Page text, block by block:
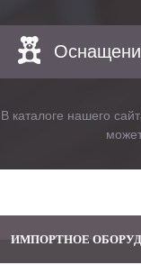
В каталоге нашего
ИМПОРТНОЕ